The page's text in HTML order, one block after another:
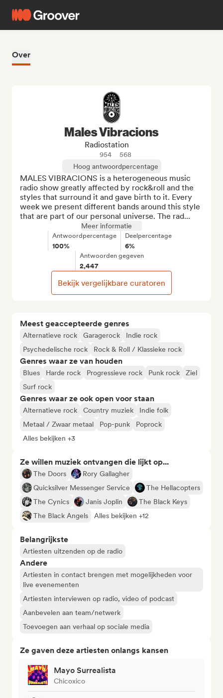
Over
Meest geaccepteerde genres
Alternatieve rock Garagerock
Indie rock
Psychedelische rock
Rock & Roll / Klassieke rock
Genres waar ze van houden
Blues Harde rock Progressieve rock Punk rock
Ziel
Surf rock
Genres waar ze ook open voor staan
Alternatieve rock Country muziek
Indie folk
Metaal / Zwaar metaal
Pop-punk
Poprock
Alles bekijken +3
Ze willen muziek ontvangen die lijkt op...
The Doors
Rory Gallagher
Quicksilver Messenger Service
The Hellacopters
The Cynics
Janis Joplin
The Black Keys
The Black Angels
Alles bekijken +12
Belangrijkste
Artiesten uitzenden op de radio
Andere
Artiesten in contact brengen met mogelijkheden voor
live evenementen
Artiesten interviewen op radio, video of podcast
Aanbevelen aan team/netwerk
Toevoegen aan verhaal op sociale media
Ze gaven deze artiesten onlangs kansen
Mayo Surrealista
Chicoxico
Males Vibracions
Radiostation
954
568
Hoog antwoordpercentage
MALES VIBRACIONS is a heterogeneous music
radio show greatly affected by rock&roll and the
styles that surround it and gave birth to it. Every
week we present different bands around this style
that are part of our personal universe. The rad...
Meer informatie
Antwoordpercentage
100%
Deelpercentage
6%
Antwoorden gegeven
2,447
Bekijk vergelijkbare curatoren